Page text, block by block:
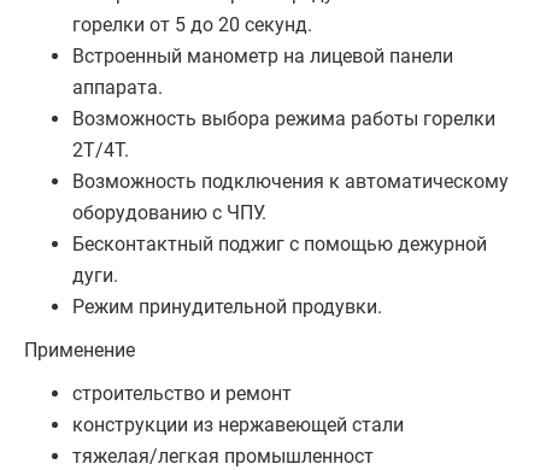
горелки от 5 до 20 секунд.
Встроенный манометр на лицевой панели
аппарата.
Возможность выбора режима работы горелки
2Т/4Т.
Возможность подключения к автоматическому
оборудованию с ЧПУ.
Бесконтактный поджиг с помощью дежурной
дуги.
Режим принудительной продувки.
Применение
строительство и ремонт
конструкции из нержавеющей стали
тяжелая/легкая промышленност